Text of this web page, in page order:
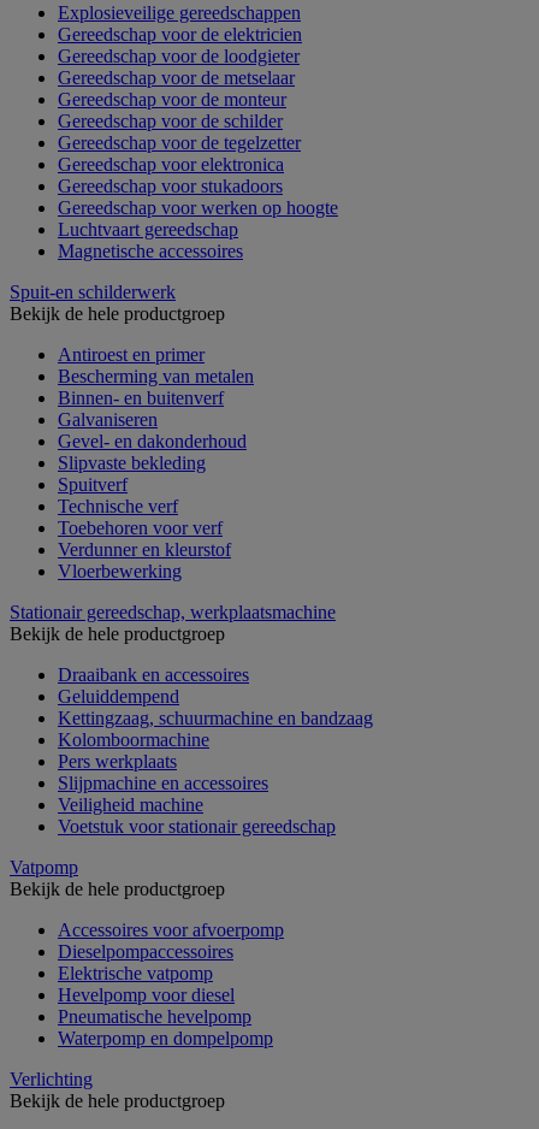
Explosieveilige gereedschappen
Gereedschap voor de elektricien
Gereedschap voor de loodgieter
Gereedschap voor de metselaar
Gereedschap voor de monteur
Gereedschap voor de schilder
Gereedschap voor de tegelzetter
Gereedschap voor elektronica
Gereedschap voor stukadoors
Gereedschap voor werken op hoogte
Luchtvaart gereedschap
Magnetische accessoires
Spuit-en schilderwerk
Bekijk de hele productgroep
Antiroest en primer
Bescherming van metalen
Binnen- en buitenverf
Galvaniseren
Gevel- en dakonderhoud
Slipvaste bekleding
Spuitverf
Technische verf
Toebehoren voor verf
Verdunner en kleurstof
Vloerbewerking
Stationair gereedschap, werkplaatsmachine
Bekijk de hele productgroep
Draaibank en accessoires
Geluiddempend
Kettingzaag, schuurmachine en bandzaag
Kolomboormachine
Pers werkplaats
Slijpmachine en accessoires
Veiligheid machine
Voetstuk voor stationair gereedschap
Vatpomp
Bekijk de hele productgroep
Accessoires voor afvoerpomp
Dieselpompaccessoires
Elektrische vatpomp
Hevelpomp voor diesel
Pneumatische hevelpomp
Waterpomp en dompelpomp
Verlichting
Bekijk de hele productgroep